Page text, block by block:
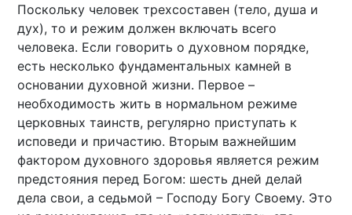
Поскольку человек трехсоставен (тело, душа и
дух), то и режим должен включать всего
человека. Если говорить о духовном порядке,
есть несколько фундаментальных камней в
основании духовной жизни. Первое –
необходимость жить в нормальном режиме
церковных таинств, регулярно приступать к
исповеди и причастию. Вторым важнейшим
фактором духовного здоровья является режим
предстояния перед Богом: шесть дней делай
дела свои, а седьмой – Господу Богу Своему. Это